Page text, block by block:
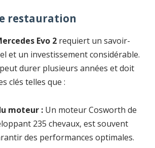
restauration
Evo 2 requiert un savoir-
et un investissement considérable.
durer plusieurs années et doit
clés telles que :
moteur : Un moteur Cosworth de
235 chevaux, est souvent
des performances optimales.